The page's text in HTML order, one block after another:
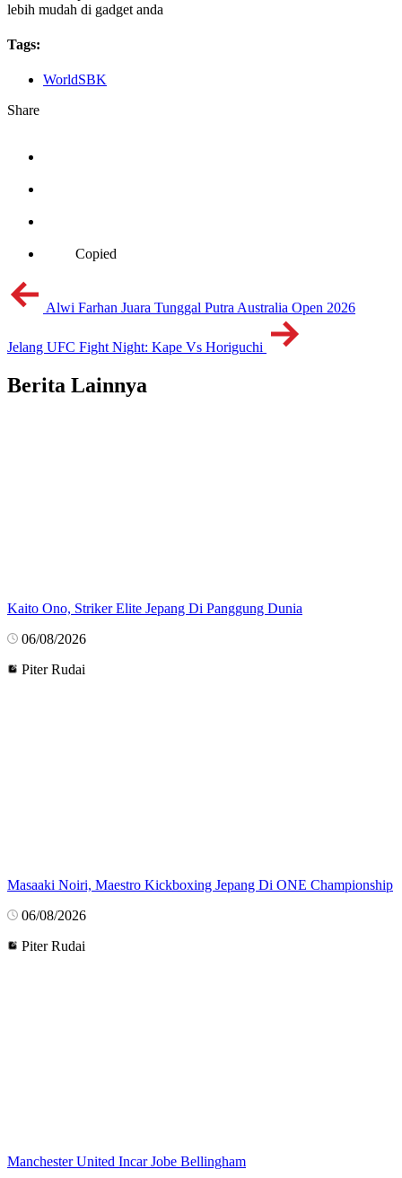
lebih mudah di gadget anda
Tags:
WorldSBK
Share
Copied
Alwi Farhan Juara Tunggal Putra Australia Open 2026
Jelang UFC Fight Night: Kape Vs Horiguchi
Berita Lainnya
Kaito Ono, Striker Elite Jepang Di Panggung Dunia
06/08/2026
Piter Rudai
Masaaki Noiri, Maestro Kickboxing Jepang Di ONE Championship
06/08/2026
Piter Rudai
Manchester United Incar Jobe Bellingham